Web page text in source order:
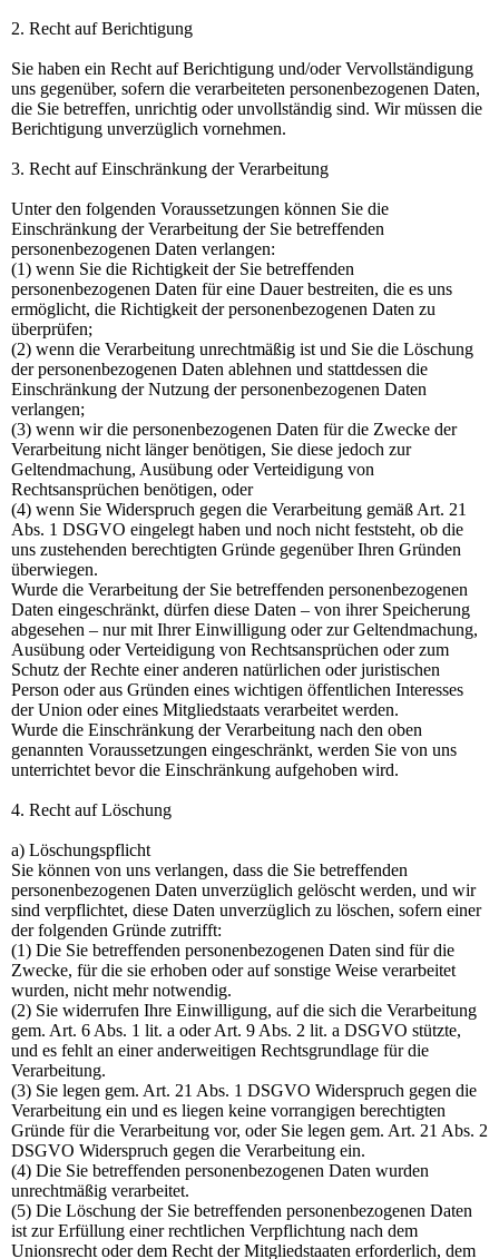
2. Recht auf Berichtigung
Sie haben ein Recht auf Berichtigung und/oder Vervollständigung
uns gegenüber, sofern die verarbeiteten personenbezogenen Daten,
die Sie betreffen, unrichtig oder unvollständig sind. Wir müssen die
Berichtigung unverzüglich vornehmen.
3. Recht auf Einschränkung der Verarbeitung
Unter den folgenden Voraussetzungen können Sie die
Einschränkung der Verarbeitung der Sie betreffenden
personenbezogenen Daten verlangen:
(1) wenn Sie die Richtigkeit der Sie betreffenden
personenbezogenen Daten für eine Dauer bestreiten, die es uns
ermöglicht, die Richtigkeit der personenbezogenen Daten zu
überprüfen;
(2) wenn die Verarbeitung unrechtmäßig ist und Sie die Löschung
der personenbezogenen Daten ablehnen und stattdessen die
Einschränkung der Nutzung der personenbezogenen Daten
verlangen;
(3) wenn wir die personenbezogenen Daten für die Zwecke der
Verarbeitung nicht länger benötigen, Sie diese jedoch zur
Geltendmachung, Ausübung oder Verteidigung von
Rechtsansprüchen benötigen, oder
(4) wenn Sie Widerspruch gegen die Verarbeitung gemäß Art. 21
Abs. 1 DSGVO eingelegt haben und noch nicht feststeht, ob die
uns zustehenden berechtigten Gründe gegenüber Ihren Gründen
überwiegen.
Wurde die Verarbeitung der Sie betreffenden personenbezogenen
Daten eingeschränkt, dürfen diese Daten – von ihrer Speicherung
abgesehen – nur mit Ihrer Einwilligung oder zur Geltendmachung,
Ausübung oder Verteidigung von Rechtsansprüchen oder zum
Schutz der Rechte einer anderen natürlichen oder juristischen
Person oder aus Gründen eines wichtigen öffentlichen Interesses
der Union oder eines Mitgliedstaats verarbeitet werden.
Wurde die Einschränkung der Verarbeitung nach den oben
genannten Voraussetzungen eingeschränkt, werden Sie von uns
unterrichtet bevor die Einschränkung aufgehoben wird.
4. Recht auf Löschung
a) Löschungspflicht
Sie können von uns verlangen, dass die Sie betreffenden
personenbezogenen Daten unverzüglich gelöscht werden, und wir
sind verpflichtet, diese Daten unverzüglich zu löschen, sofern einer
der folgenden Gründe zutrifft:
(1) Die Sie betreffenden personenbezogenen Daten sind für die
Zwecke, für die sie erhoben oder auf sonstige Weise verarbeitet
wurden, nicht mehr notwendig.
(2) Sie widerrufen Ihre Einwilligung, auf die sich die Verarbeitung
gem. Art. 6 Abs. 1 lit. a oder Art. 9 Abs. 2 lit. a DSGVO stützte,
und es fehlt an einer anderweitigen Rechtsgrundlage für die
Verarbeitung.
(3) Sie legen gem. Art. 21 Abs. 1 DSGVO Widerspruch gegen die
Verarbeitung ein und es liegen keine vorrangigen berechtigten
Gründe für die Verarbeitung vor, oder Sie legen gem. Art. 21 Abs. 2
DSGVO Widerspruch gegen die Verarbeitung ein.
(4) Die Sie betreffenden personenbezogenen Daten wurden
unrechtmäßig verarbeitet.
(5) Die Löschung der Sie betreffenden personenbezogenen Daten
ist zur Erfüllung einer rechtlichen Verpflichtung nach dem
Unionsrecht oder dem Recht der Mitgliedstaaten erforderlich, dem